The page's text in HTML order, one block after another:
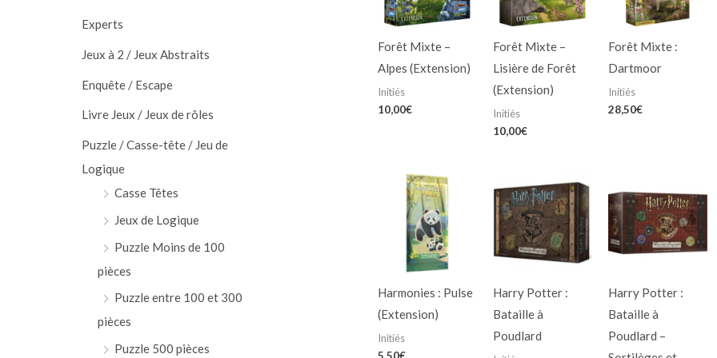
Experts
Jeux à 2 / Jeux Abstraits
Enquête / Escape
Livre Jeux / Jeux de rôles
Puzzle / Casse-tête / Jeu de
Logique
Casse Têtes
Jeux de Logique
Puzzle Moins de 100
pièces
Puzzle entre 100 et 300
pièces
Puzzle 500 pièces
Forêt Mixte –
Alpes (Extension)
Initiés
10,00€
Forêt Mixte –
Lisière de Forêt
(Extension)
Initiés
10,00€
Forêt Mixte :
Dartmoor
Initiés
28,50€
Harmonies : Pulse
(Extension)
Initiés
Harry Potter :
Bataille à
Poudlard
Harry Potter :
Bataille à
Poudlard –